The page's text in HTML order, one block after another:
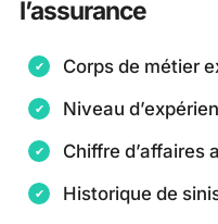
l’assurance
Corps de métier
Niveau
Chiffre d’affaires
Historique de